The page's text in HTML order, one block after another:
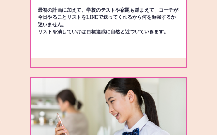
最初の計画に加えて、学校のテストや宿題も踏まえて、コーチが
今日やることリストをLINEで送ってくれるから何を勉強するか
迷いません。
リストを潰していけば目標達成に自然と近づいていきます。